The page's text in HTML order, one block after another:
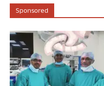
Sponsored